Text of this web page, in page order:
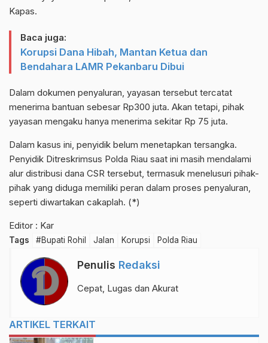
Kapas.
Baca juga:
Korupsi Dana Hibah, Mantan Ketua dan
Bendahara LAMR Pekanbaru Dibui
Dalam dokumen penyaluran, yayasan tersebut tercatat
menerima bantuan sebesar Rp300 juta. Akan tetapi, pihak
yayasan mengaku hanya menerima sekitar Rp 75 juta.
Dalam kasus ini, penyidik belum menetapkan tersangka.
Penyidik Ditreskrimsus Polda Riau saat ini masih mendalami
alur distribusi dana CSR tersebut, termasuk menelusuri pihak-
pihak yang diduga memiliki peran dalam proses penyaluran,
seperti diwartakan cakaplah. (*)
Editor : Kar
Tags #Bupati Rohil Jalan Korupsi Polda Riau
Penulis Redaksi
Cepat, Lugas dan Akurat
ARTIKEL TERKAIT